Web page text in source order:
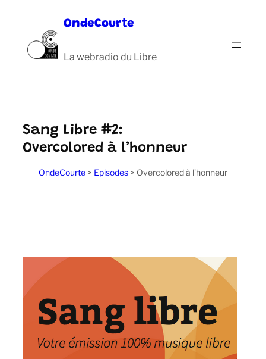
contenu
OndeCourte
La webradio du Libre
Sang Libre #2:
Overcolored à l’honneur
OndeCourte > Episodes > Overcolored à l’honneur